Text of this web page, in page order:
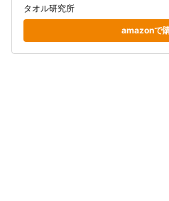
ーム 高速吸水 耐久性 綿100%
タオル研究所
amazonで